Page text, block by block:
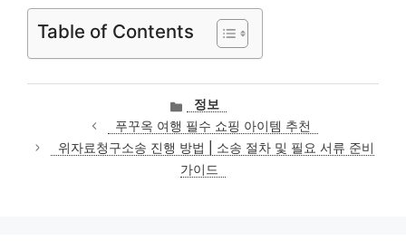
Table of Contents
카
테
고
리
정보
푸꾸옥 여행 필수 쇼핑 아이템 추천
위자료청구소송 진행 방법 | 소송 절차 및 필요 서류 준비
가이드